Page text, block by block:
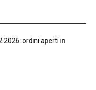
2026: ordini aperti in